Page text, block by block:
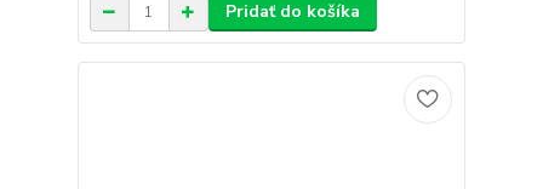
Pridať do košíka